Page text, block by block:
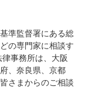
準監督署にある総
の専門家に相談す
事務所は、大阪
、奈良県、京都
さまからのご相談